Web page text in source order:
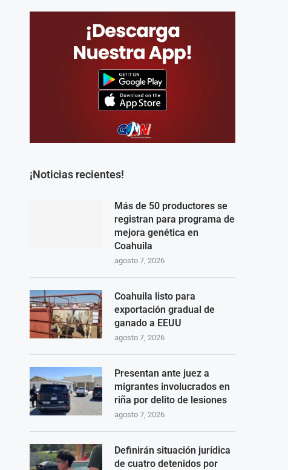
¡Noticias recientes!
Más de 50 productores se
registran para programa de
mejora genética en
Coahuila
agosto 7, 2026
Coahuila listo para
exportación gradual de
ganado a EEUU
agosto 7, 2026
Presentan ante juez a
migrantes involucrados en
riña por delito de lesiones
agosto 7, 2026
Definirán situación jurídica
de cuatro detenidos por